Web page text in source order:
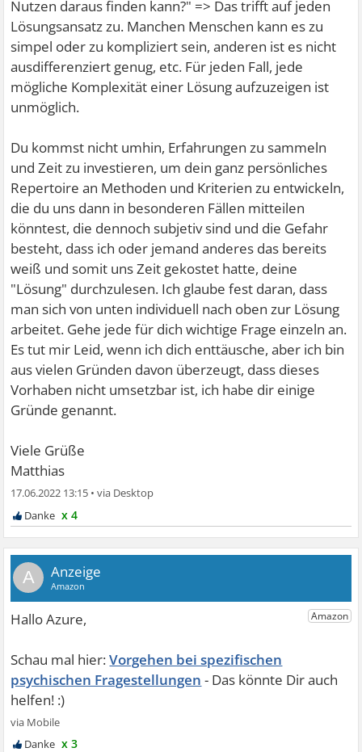
Nutzen daraus finden kann?" => Das trifft auf jeden
Lösungsansatz zu. Manchen Menschen kann es zu
simpel oder zu kompliziert sein, anderen ist es nicht
ausdifferenziert genug, etc. Für jeden Fall, jede
mögliche Komplexität einer Lösung aufzuzeigen ist
unmöglich.
Du kommst nicht umhin, Erfahrungen zu sammeln
und Zeit zu investieren, um dein ganz persönliches
Repertoire an Methoden und Kriterien zu entwickeln,
die du uns dann in besonderen Fällen mitteilen
könntest, die dennoch subjetiv sind und die Gefahr
besteht, dass ich oder jemand anderes das bereits
weiß und somit uns Zeit gekostet hatte, deine
"Lösung" durchzulesen. Ich glaube fest daran, dass
man sich von unten individuell nach oben zur Lösung
arbeitet. Gehe jede für dich wichtige Frage einzeln an.
Es tut mir Leid, wenn ich dich enttäusche, aber ich bin
aus vielen Gründen davon überzeugt, dass dieses
Vorhaben nicht umsetzbar ist, ich habe dir einige
Gründe genannt.
Viele Grüße
Matthias
17.06.2022 13:15 •
x 4
A
Vorgehen bei spezifischen
psychischen Fragestellungen
x 3